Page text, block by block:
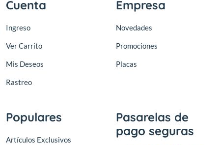
Cuenta
Ingreso
Ver Carrito
Mis Deseos
Rastreo
Empresa
Novedades
Promociones
Placas
Populares
Artículos Exclusivos
Pasarelas de
pago seguras